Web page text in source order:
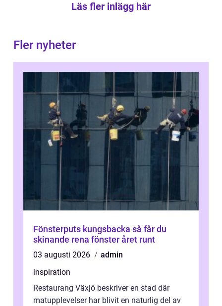
Läs fler inlägg här
Fler nyheter
Fönsterputs kungsbacka så får du
skinande rena fönster året runt
03 augusti 2026
admin
inspiration
Restaurang Växjö beskriver en stad där
matupplevelser har blivit en naturlig del av